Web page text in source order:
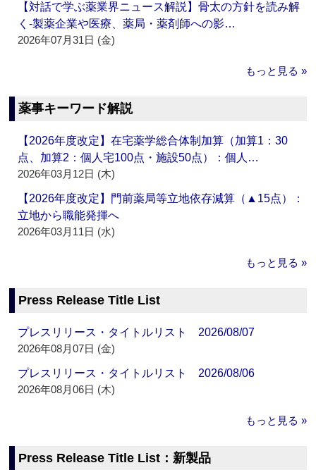
【対話で学ぶ薬業界ニュース解説】骨太の方針を読み解
く‐製薬企業や医療、薬局・薬剤師への影…
2026年07月31日 (金)
もっと見る »
薬事キーワード解説
【2026年度改定】在宅薬学総合体制加算（加算1：30
点、加算2：個人宅100点・施設50点）：個人…
2026年03月12日 (木)
【2026年度改定】門前薬局等立地依存減算（▲15点）：
立地から職能発揮へ
2026年03月11日 (水)
もっと見る »
Press Release Title List
プレスリリース・タイトルリスト 2026/08/07
2026年08月07日 (金)
プレスリリース・タイトルリスト 2026/08/06
2026年08月06日 (木)
もっと見る »
Press Release Title List：新製品